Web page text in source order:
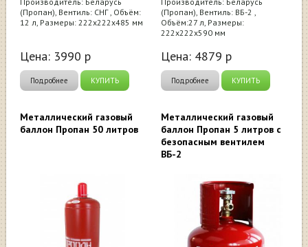
(Пропан), Вентиль: СНГ , Объём:
12 л, Размеры: 222х222х485 мм
Цена: 3990 р
Подробнее КУПИТЬ
(Пропан), Вентиль: ВБ-2 ,
Объём:27 л, Размеры:
222х222х590 мм
Цена: 4879 р
Подробнее КУПИТЬ
Металлический газовый
баллон Пропан 50 литров
Металлический газовый
баллон Пропан 5 литров с
безопасным вентилем
ВБ-2